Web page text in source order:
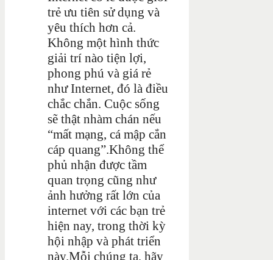
trẻ ưu tiên sử dụng và
yêu thích hơn cả.
Không một hình thức
giải trí nào tiện lợi,
phong phú và giá rẻ
như Internet, đó là điều
chắc chắn. Cuộc sống
sẽ thật nhàm chán nếu
“mất mạng, cá mập cắn
cáp quang”.Không thể
phủ nhận được tầm
quan trọng cũng như
ảnh hưởng rất lớn của
internet với các bạn trẻ
hiện nay, trong thời kỳ
hội nhập và phát triển
này.Mỗi chúng ta, hãy